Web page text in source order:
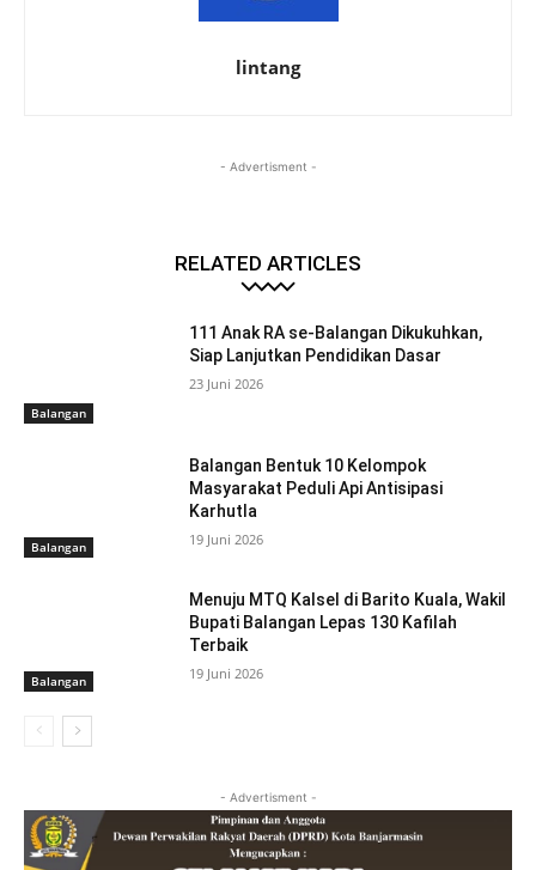
lintang
- Advertisment -
RELATED ARTICLES
Balangan
111 Anak RA se-Balangan Dikukuhkan,
Siap Lanjutkan Pendidikan Dasar
23 Juni 2026
Balangan
Balangan Bentuk 10 Kelompok
Masyarakat Peduli Api Antisipasi
Karhutla
19 Juni 2026
Balangan
Menuju MTQ Kalsel di Barito Kuala, Wakil
Bupati Balangan Lepas 130 Kafilah
Terbaik
19 Juni 2026
- Advertisment -